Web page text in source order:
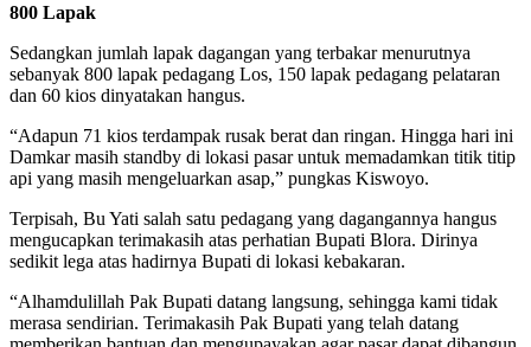
800 Lapak
Sedangkan jumlah lapak dagangan yang terbakar menurutnya
sebanyak 800 lapak pedagang Los, 150 lapak pedagang pelataran
dan 60 kios dinyatakan hangus.
“Adapun 71 kios terdampak rusak berat dan ringan. Hingga hari ini
Damkar masih standby di lokasi pasar untuk memadamkan titik titip
api yang masih mengeluarkan asap,” pungkas Kiswoyo.
Terpisah, Bu Yati salah satu pedagang yang dagangannya hangus
mengucapkan terimakasih atas perhatian Bupati Blora. Dirinya
sedikit lega atas hadirnya Bupati di lokasi kebakaran.
“Alhamdulillah Pak Bupati datang langsung, sehingga kami tidak
merasa sendirian. Terimakasih Pak Bupati yang telah datang